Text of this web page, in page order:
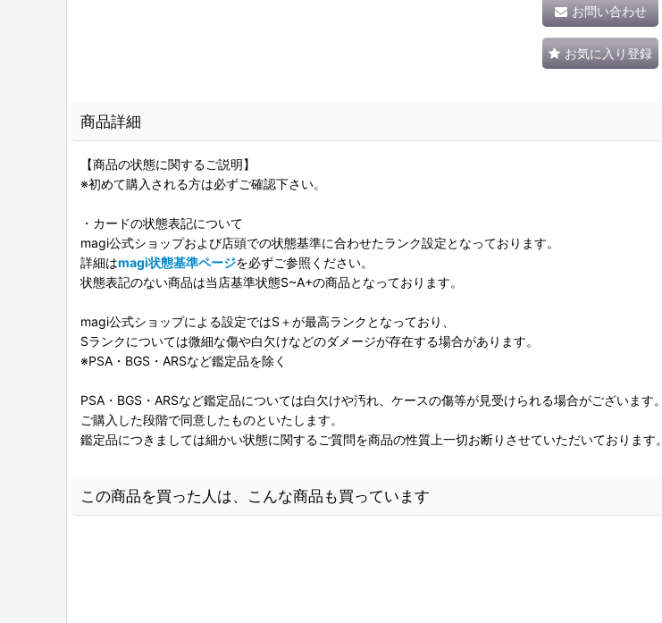
お問い合わせ
お気に入り登録
商品詳細
【商品の状態に関するご説明】
※初めて購入される方は必ずご確認下さい。
・カードの状態表記について
magi公式ショップおよび店頭での状態基準に合わせたランク設定となっております。
詳細はmagi状態基準ページを必ずご参照ください。
状態表記のない商品は当店基準状態S~A+の商品となっております。
magi公式ショップによる設定ではS＋が最高ランクとなっており、
Sランクについては微細な傷や白欠けなどのダメージが存在する場合があります。
※PSA・BGS・ARSなど鑑定品を除く
PSA・BGS・ARSなど鑑定品については白欠けや汚れ、ケースの傷等が見受けられる場合がございます。
ご購入した段階で同意したものといたします。
鑑定品につきましては細かい状態に関するご質問を商品の性質上一切お断りさせていただいております。
この商品を買った人は、こんな商品も買っています